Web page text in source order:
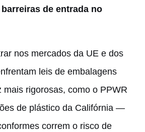
de entrada no
nos mercados da UE e dos
leis de embalagens
mais rigorosas, como o PPWR
de plástico da Califórnia —
correm o risco de